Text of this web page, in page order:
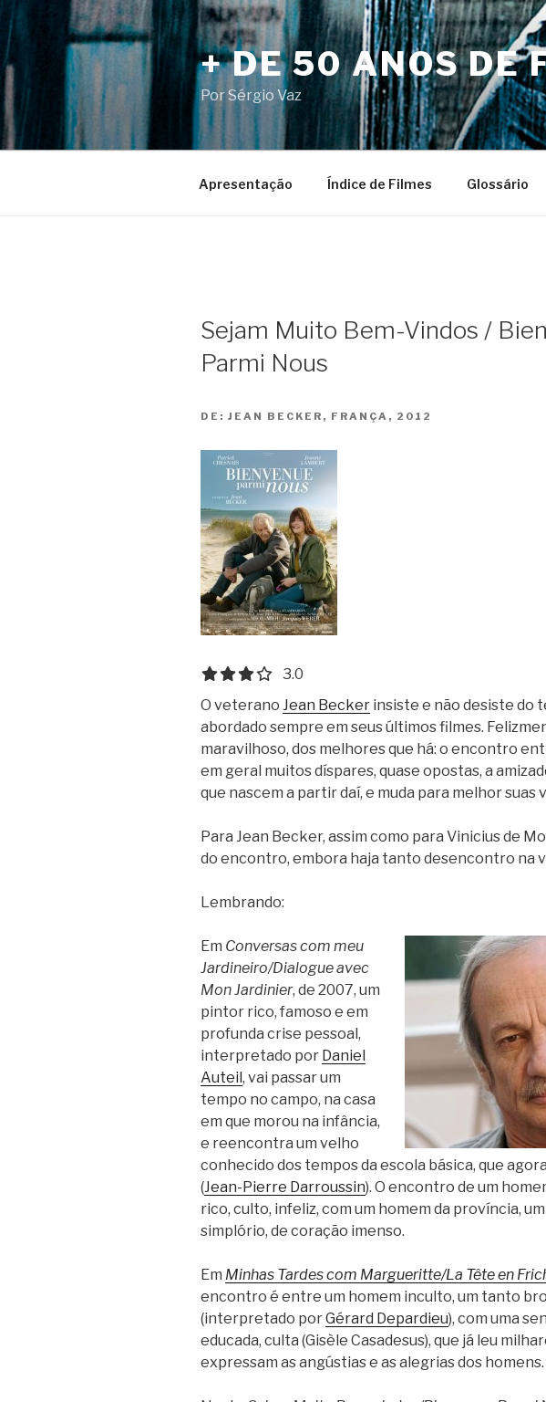
para
o
conteúdo
+ DE 50 ANOS DE
Por Sérgio Vaz
Apresentação Índice de Filmes Glossário
Sejam Muito Bem-Vindos /
Parmi Nous
DE: JEAN BECKER, FRANÇA, 2012
3.0 out of 5.0 stars
3.0
O veterano Jean Becker insiste e não desiste do
abordado sempre em seus últimos filmes.
maravilhoso, dos melhores que há: o encontro
em geral muitos díspares, quase opostas, a
que nascem a partir daí, e muda para melhor suas
Para Jean Becker, assim como para Vinicius de
do encontro, embora haja tanto desencontro na
Lembrando:
Em Conversas com meu
Jardineiro/Dialogue avec
Mon Jardinier, de 2007, um
pintor rico, famoso e em
profunda crise pessoal,
interpretado por Daniel
Auteil, vai passar um
tempo no campo, na casa
em que morou na infância,
e reencontra um velho
conhecido dos tempos da escola básica, que
(Jean-Pierre Darroussin). O encontro de um
rico, culto, infeliz, com um homem da província,
simplório, de coração imenso.
Em Minhas Tardes com Margueritte/La Tête en
encontro é entre um homem inculto, um tanto
(interpretado porGérard Depardieu), com uma
educada, culta (Gisèle Casadesus), que já leu
expressam as angústias e as alegrias dos homens.